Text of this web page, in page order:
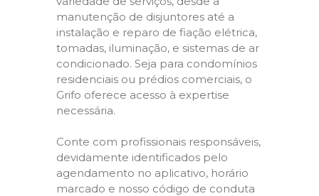
manutenção de disjuntores até a
instalação e reparo de fiação elétrica,
tomadas, iluminação, e sistemas de ar
condicionado. Seja para condomínios
residenciais ou prédios comerciais, o
Grifo oferece acesso à expertise
necessária.
Conte com profissionais responsáveis,
devidamente identificados pelo
agendamento no aplicativo, horário
marcado e nosso código de conduta